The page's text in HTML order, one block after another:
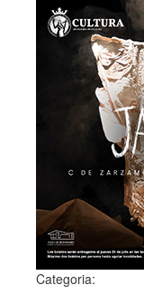
Categoria: